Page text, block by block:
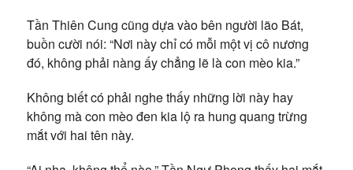
Tần Thiên Cung cũng dựa vào bên người lão Bát,
buồn cười nói: “Nơi này chỉ có mỗi một vị cô nương
đó, không phải nàng ấy chẳng lẽ là con mèo kia.”
Không biết có phải nghe thấy những lời này hay
không mà con mèo đen kia lộ ra hung quang trừng
mắt với hai tên này.